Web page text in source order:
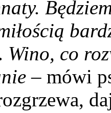
Wino, co
– mówi